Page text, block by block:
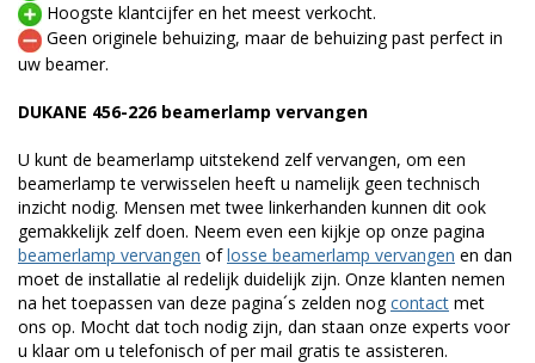
Hoogste klantcijfer en het meest verkocht.
Geen originele behuizing, maar de behuizing past perfect in
uw beamer.
DUKANE 456-226 beamerlamp vervangen
U kunt de beamerlamp uitstekend zelf vervangen, om een
beamerlamp te verwisselen heeft u namelijk geen technisch
inzicht nodig. Mensen met twee linkerhanden kunnen dit ook
gemakkelijk zelf doen. Neem even een kijkje op onze pagina
beamerlamp vervangen oflosse beamerlamp vervangen en dan
moet de installatie al redelijk duidelijk zijn. Onze klanten nemen
na het toepassen van deze pagina´s zelden nogcontact met
ons op. Mocht dat toch nodig zijn, dan staan onze experts voor
u klaar om u telefonisch of per mail gratis te assisteren.